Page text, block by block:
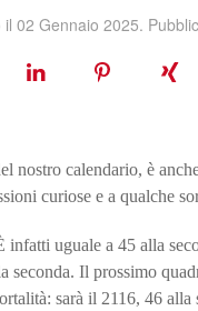
il 02 Gennaio 2025.
nostro calendario, è
curiose e a qualche
uguale a 45 alla
seconda. Il prossimo
sarà il 2116, 46 alla